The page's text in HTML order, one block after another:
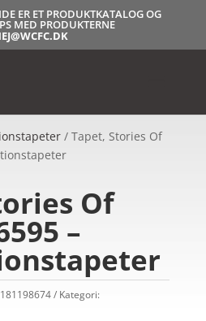
ER ET PRODUKTKATALOG OG
MED PRODUKTERNE
/ Tapet, Stories Of
Of
–
Kategori: